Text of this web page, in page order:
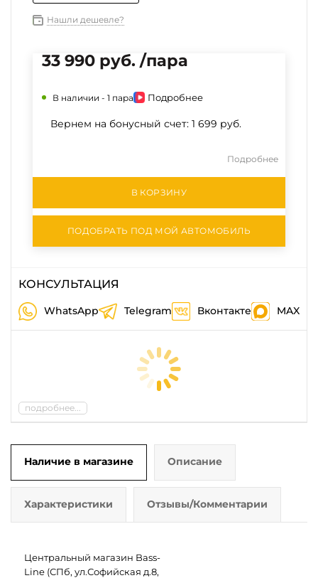
Нашли дешевле?
33 990 руб. /пара
В наличии - 1 пара Подробнее
Вернем на бонусный счет: 1 699 руб.
Подробнее
В КОРЗИНУ
ПОДОБРАТЬ ПОД МОЙ АВТОМОБИЛЬ
КОНСУЛЬТАЦИЯ
WhatsApp Telegram Вконтакте MAX
подробнее...
Наличие в магазине Описание
Характеристики Отзывы/Комментарии
Центральный магазин Bass-
Line (СПб, ул.Софийская д.8,